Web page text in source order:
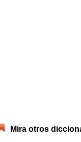
Mira otros